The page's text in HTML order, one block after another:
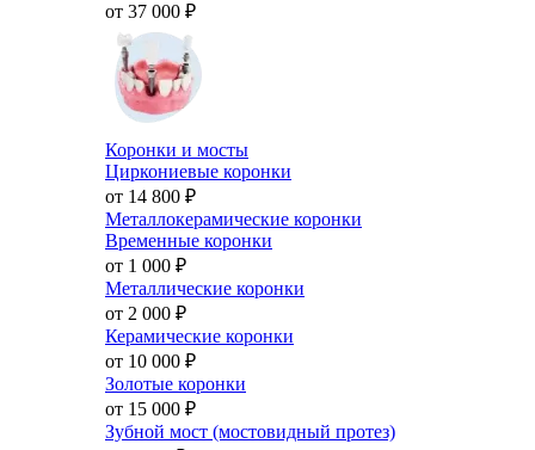
от 37 000 ₽
Коронки и мосты
Циркониевые коронки
от 14 800 ₽
Металлокерамические коронки
Временные коронки
от 1 000 ₽
Металлические коронки
от 2 000 ₽
Керамические коронки
от 10 000 ₽
Золотые коронки
от 15 000 ₽
Зубной мост (мостовидный протез)